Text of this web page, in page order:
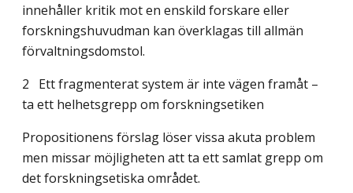
innehåller kritik mot en enskild forskare eller
forskningshuvudman kan överklagas till allmän
förvaltningsdomstol.
2 Ett fragmenterat system är inte vägen framåt –
ta ett helhetsgrepp om forskningsetiken
Propositionens förslag löser vissa akuta problem
men missar möjligheten att ta ett samlat grepp om
det forskningsetiska området.